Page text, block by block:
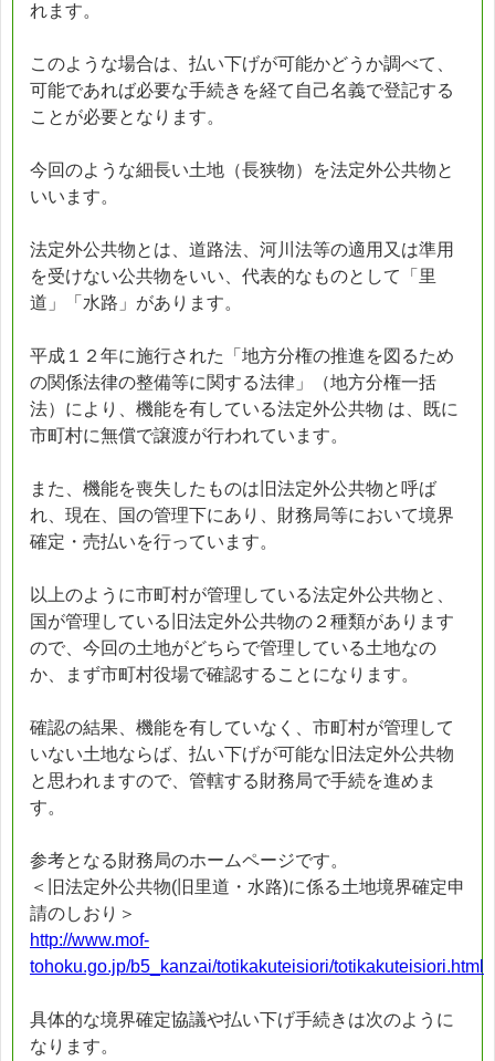
れます。
このような場合は、払い下げが可能かどうか調べて、
可能であれば必要な手続きを経て自己名義で登記する
ことが必要となります。
今回のような細長い土地（長狭物）を法定外公共物と
いいます。
法定外公共物とは、道路法、河川法等の適用又は準用
を受けない公共物をいい、代表的なものとして「里
道」「水路」があります。
平成１２年に施行された「地方分権の推進を図るため
の関係法律の整備等に関する法律」（地方分権一括
法）により、機能を有している法定外公共物 は、既に
市町村に無償で譲渡が行われています。
また、機能を喪失したものは旧法定外公共物と呼ば
れ、現在、国の管理下にあり、財務局等において境界
確定・売払いを行っています。
以上のように市町村が管理している法定外公共物と、
国が管理している旧法定外公共物の２種類があります
ので、今回の土地がどちらで管理している土地なの
か、まず市町村役場で確認することになります。
確認の結果、機能を有していなく、市町村が管理して
いない土地ならば、払い下げが可能な旧法定外公共物
と思われますので、管轄する財務局で手続を進めま
す。
参考となる財務局のホームページです。
＜旧法定外公共物(旧里道・水路)に係る土地境界確定申
請のしおり＞
http://www.mof-
tohoku.go.jp/b5_kanzai/totikakuteisiori/totikakuteisiori.html
具体的な境界確定協議や払い下げ手続きは次のように
なります。